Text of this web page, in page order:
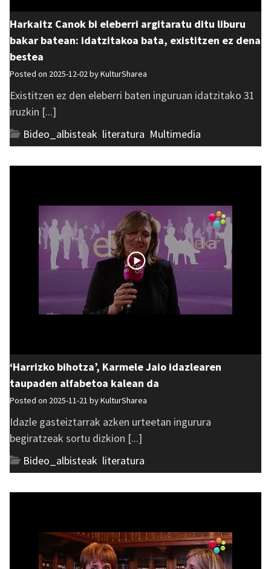
Harkaitz Canok bi eleberri argitaratu ditu liburu
bakar batean: idatzitakoa bata, existitzen ez dena
bestea
Posted on 2025-12-02 byKulturSharea
Existitzen ez den eleberri baten inguruan idatzitako 31
iruzkin [...]
Bideo_albisteak literatura Multimedia
‘Harrizko bihotza’, Karmele Jaio idazlearen
taupaden alfabetoa kalean da
Posted on 2025-11-21 byKulturSharea
Idazle gasteiztarrak azken urteetan ingurura
begiratzeak sortu dizkion [...]
Bideo_albisteak literatura